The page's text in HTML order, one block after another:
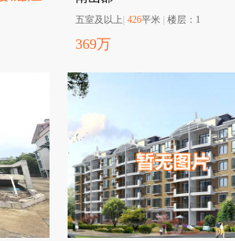
五室及以上 426平米 楼层： 1
369万